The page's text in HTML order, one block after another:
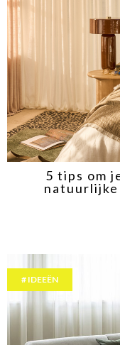
5 tips om
natuurlijke
IDEEËN